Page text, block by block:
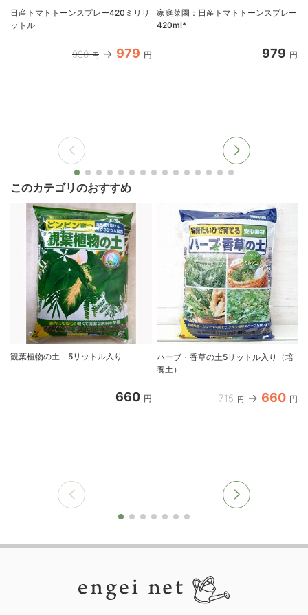
日産トマトトーンスプレー420ミリリ
ットル
990 円 979 円
家庭菜園：日産トマトトーンスプレー
420ml*
979 円
このカテゴリのおすすめ
観葉植物の土 5リットル入り
660 円
ハーブ・香草の土5リットル入り（培
養土）
715 円 660 円